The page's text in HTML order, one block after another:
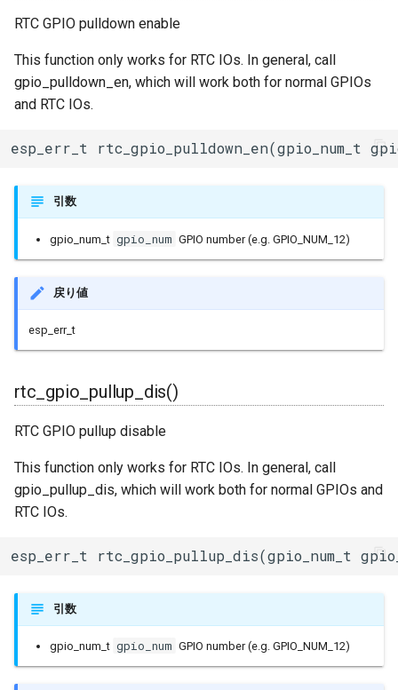
StaticRequestHandler
StreamString
タイマー(Ticker)
TwoWire
UDP
VFSImpl
RTC GPIO pulldown enable
This function only works for RTC IOs. In general, call
gpio_pulldown_en, which will work both for normal GPIOs
and RTC IOs.
esp_err_t rtc_gpio_pulldown_en(gpio_num_t
引数
gpio_num_t gpio_num GPIO number (e.g. GPIO_NUM_12)
戻り値
esp_err_t
rtc_gpio_pullup_dis()
RTC GPIO pullup disable
This function only works for RTC IOs. In general, call
gpio_pullup_dis, which will work both for normal GPIOs and
RTC IOs.
esp_err_t rtc_gpio_pullup_dis(gpio_num_t
引数
gpio_num_t gpio_num GPIO number (e.g. GPIO_NUM_12)